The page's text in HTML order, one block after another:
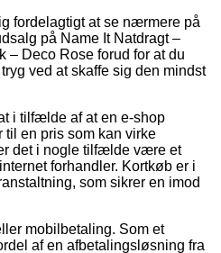
fordelagtigt at se nærmere på
på Name It Natdragt –
– Deco Rose forud for at du
ved at skaffe sig den mindst
i tilfælde af at en e-shop
til en pris som kan virke
det i nogle tilfælde være et
forhandler. Kortkøb er i
som sikrer en imod
mobilbetaling. Som et
af en afbetalingsløsning fra